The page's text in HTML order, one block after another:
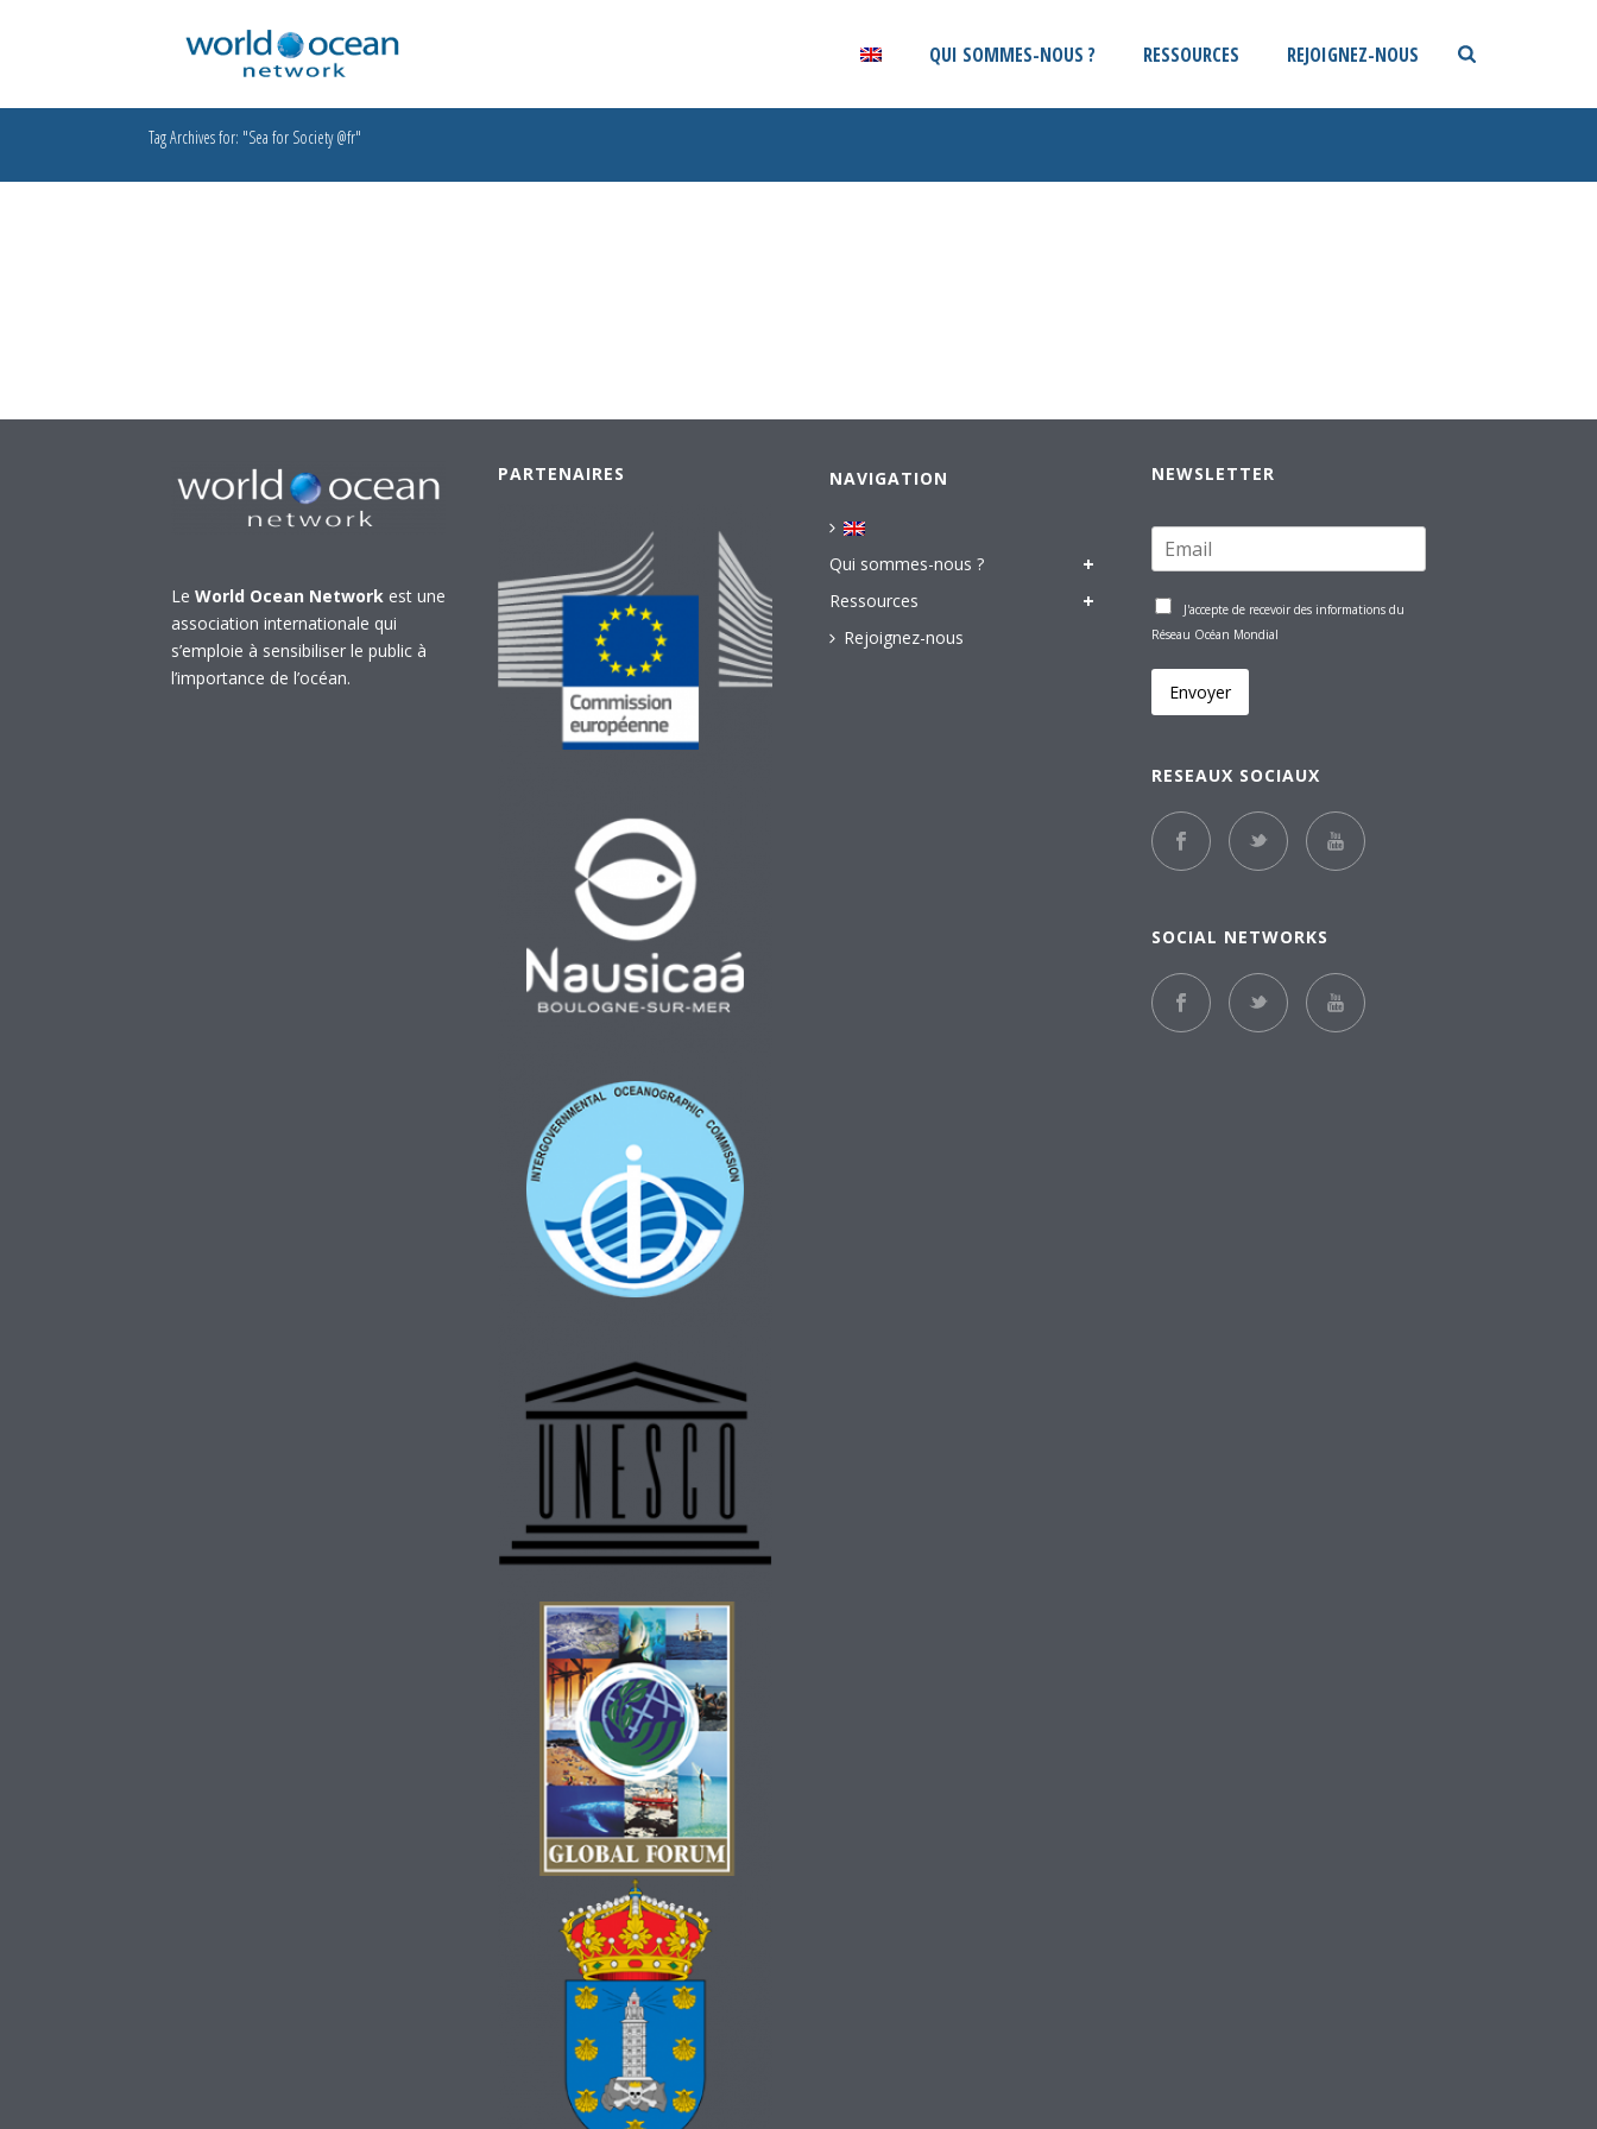
QUI SOMMES-NOUS ? RESSOURCES REJOIGNEZ-NOUS
Tag Archives for: "Sea for Society @fr"
Le World Ocean Network est une
association internationale qui
s’emploie à sensibiliser le public à
l’importance de l’océan.
PARTENAIRES NAVIGATION
Qui sommes-nous ?
Ressources
Rejoignez-nous
NEWSLETTER
J'accepte de recevoir des informations du
Réseau Océan Mondial
Envoyer
RESEAUX SOCIAUX
SOCIAL NETWORKS